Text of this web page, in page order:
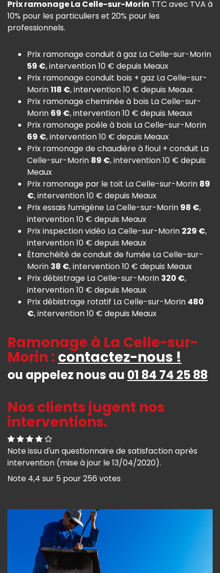
Prix ramonage La Celle-sur-Morin TTC avec TVA à
10% pour les particuliers et 20% pour les
professionnels.
Prix ramonage conduit à gaz La Celle-sur-Morin
59 €, intervention 10 € depuis Meaux
Prix ramonage conduit bois + gaz La Celle-sur-
Morin118 €, intervention 10 € depuis Meaux
Prix ramonage cheminée à bois La Celle-sur-
Morin 69 €, intervention 10 € depuis Meaux
Prix ramonage poêle à bois La Celle-sur-Morin
69 €, intervention 10 € depuis Meaux
Prix ramonage de chaudière à fioul + conduit La
Celle-sur-Morin 89 €, intervention 10 € depuis
Meaux
Prix ramonage par le toit La Celle-sur-Morin 89
€, intervention 10 € depuis Meaux
Prix essais fumigène La Celle-sur-Morin 98 €,
intervention 10 € depuis Meaux
Prix inspection vidéo La Celle-sur-Morin 229 €,
intervention 10 € depuis Meaux
Étanchéité de conduit de fumée La Celle-sur-
Morin 38 €, intervention 10 € depuis Meaux
Prix débistrage La Celle-sur-Morin 320 €,
intervention 10 € depuis Meaux
Prix débistrage rotatif La Celle-sur-Morin 480
€, intervention 10 € depuis Meaux
Ramonage à La Celle-sur-
Morin : contactez-nous !
ou appelez nous au 01 84 74 25 88
Nos clients jugent nos
interventions.
Note issu d'un questionnaire de satisfaction après
intervention (mise à jour le 13/04/2020).
Note 4,4 sur 5 pour256 votes